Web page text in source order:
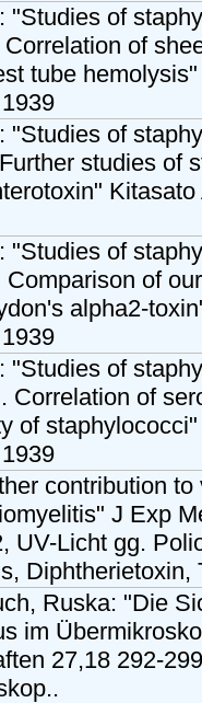
"Studies of
of
tube
"Studies of
studies of
"Studies of
of
alpha2-
"Studies of
Correlation of
of
contribution
J Exp
UV-Licht gg.
Diphtherietoxin,
Ruska: "Die
im
27,18 292-